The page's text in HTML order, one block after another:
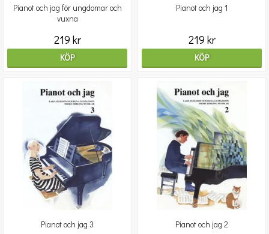
Pianot och jag för ungdomar och
vuxna
219 kr
KÖP
Pianot och jag 1
219 kr
KÖP
Pianot och jag 3 Pianot och jag 2